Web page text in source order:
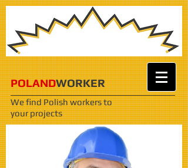
POLANDWORKER
We find Polish workersto
your projects